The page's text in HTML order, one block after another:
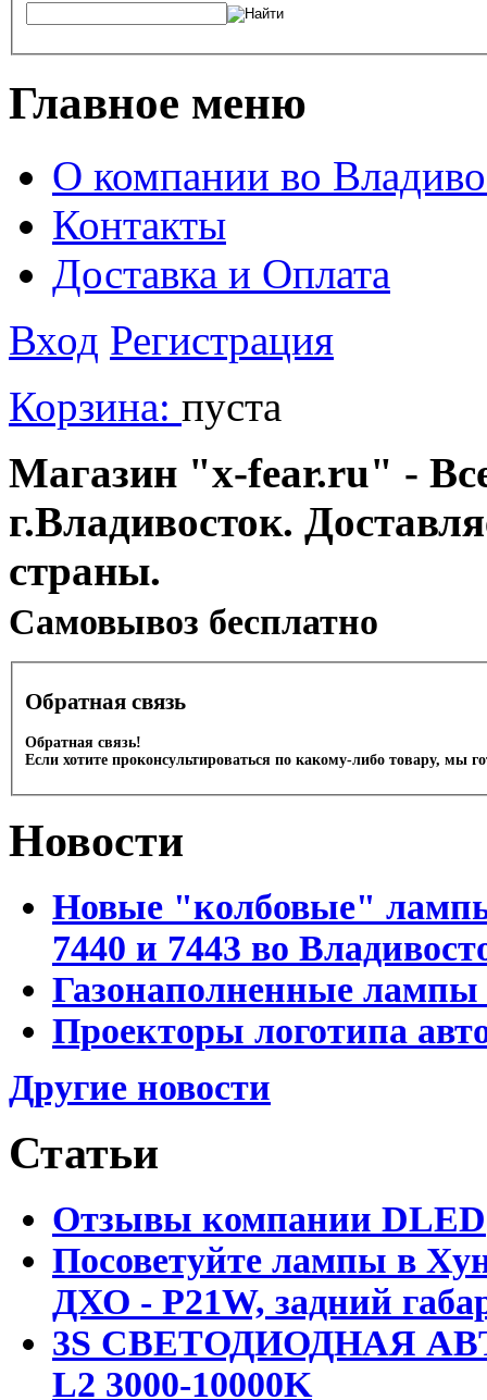
Главное меню
О компании во
Контакты
Доставка и Оплата
Вход Регистрация
Корзина: пуста
Магазин "x-fear.ru" -
г.Владивосток.
страны.
Cамовывоз бесплатно
Обратная связь
Обратная связь!
Если хотите проконсультироваться по какому-либо товару, мы
Новости
Новые "колбовые"
7440 и 7443 во
Газонаполненные лампы
Проекторы логотипа
Другие новости
Статьи
Отзывы компании DLED
Посоветуйте лампы в
ДХО - P21W, задний
3S СВЕТОДИОДНАЯ
L2 3000-10000K